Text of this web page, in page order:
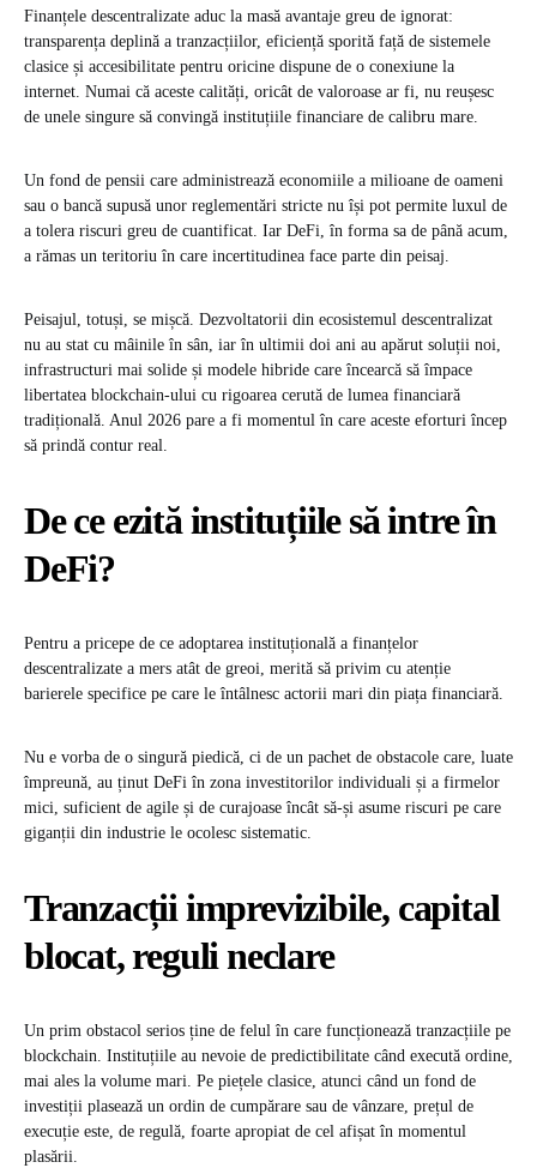
Finanțele descentralizate aduc la masă avantaje greu de ignorat:
transparența deplină a tranzacțiilor, eficiență sporită față de sistemele
clasice și accesibilitate pentru oricine dispune de o conexiune la
internet. Numai că aceste calități, oricât de valoroase ar fi, nu reușesc
de unele singure să convingă instituțiile financiare de calibru mare.
Un fond de pensii care administrează economiile a milioane de oameni
sau o bancă supusă unor reglementări stricte nu își pot permite luxul de
a tolera riscuri greu de cuantificat. Iar DeFi, în forma sa de până acum,
a rămas un teritoriu în care incertitudinea face parte din peisaj.
Peisajul, totuși, se mișcă. Dezvoltatorii din ecosistemul descentralizat
nu au stat cu mâinile în sân, iar în ultimii doi ani au apărut soluții noi,
infrastructuri mai solide și modele hibride care încearcă să împace
libertatea blockchain-ului cu rigoarea cerută de lumea financiară
tradițională. Anul 2026 pare a fi momentul în care aceste eforturi încep
să prindă contur real.
De ce ezită instituțiile să intre în
DeFi?
Pentru a pricepe de ce adoptarea instituțională a finanțelor
descentralizate a mers atât de greoi, merită să privim cu atenție
barierele specifice pe care le întâlnesc actorii mari din piața financiară.
Nu e vorba de o singură piedică, ci de un pachet de obstacole care, luate
împreună, au ținut DeFi în zona investitorilor individuali și a firmelor
mici, suficient de agile și de curajoase încât să-și asume riscuri pe care
giganții din industrie le ocolesc sistematic.
Tranzacții imprevizibile, capital
blocat, reguli neclare
Un prim obstacol serios ține de felul în care funcționează tranzacțiile pe
blockchain. Instituțiile au nevoie de predictibilitate când execută ordine,
mai ales la volume mari. Pe piețele clasice, atunci când un fond de
investiții plasează un ordin de cumpărare sau de vânzare, prețul de
execuție este, de regulă, foarte apropiat de cel afișat în momentul
plasării.